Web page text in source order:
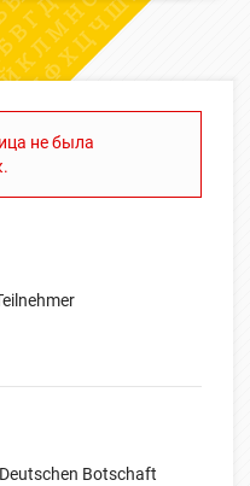
не была
Botschaft